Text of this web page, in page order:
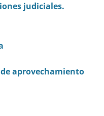
judiciales.
aprovechamiento